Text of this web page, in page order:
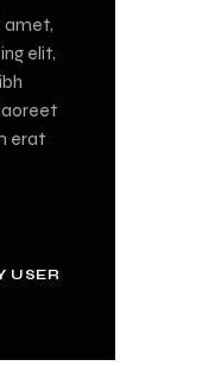
amet,
elit,
erat
USER